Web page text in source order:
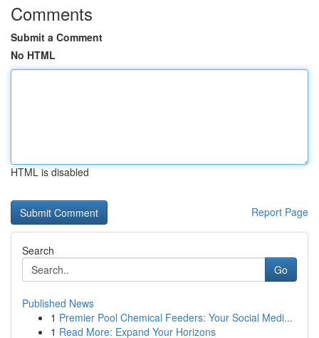
Comments
Submit a Comment
No HTML
HTML is disabled
Report Page
Search
Go
Published News
1 Premier Pool Chemical Feeders: Your Social Medi...
1 Read More: Expand Your Horizons